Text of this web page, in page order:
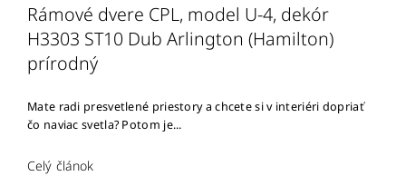
Rámové dvere CPL, model U-4, dekór
H3303 ST10 Dub Arlington (Hamilton)
prírodný
Mate radi presvetlené priestory a chcete si v interiéri dopriať
čo naviac svetla? Potom je...
Celý článok